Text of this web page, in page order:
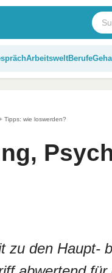
ArbeitsweltBerufe
Tipps: wie loswerden?
zu den Haupt-